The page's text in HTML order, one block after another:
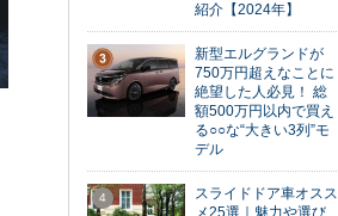
紹介【2024年】
3
新型エルグランドが
750万円超えなことに
絶望した人必見！ 総
額500万円以内で買え
る○○な“大きい3列”モ
デル
4
スライドドア車オスス
メ25選｜魅力や選び